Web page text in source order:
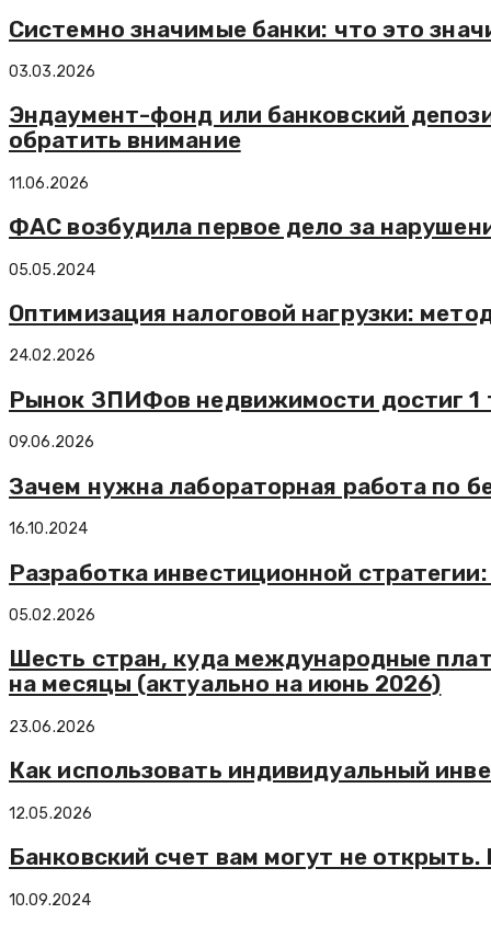
Системно значимые банки: что это
03.03.2026
Эндаумент-фонд или банковский
обратить внимание
11.06.2026
ФАС возбудила первое дело за
05.05.2024
Оптимизация налоговой нагрузки:
24.02.2026
Рынок ЗПИФов недвижимости достиг 1
09.06.2026
Зачем нужна лабораторная работа по
16.10.2024
Разработка инвестиционной
05.02.2026
Шесть стран, куда международные
на месяцы (актуально на июнь 2026)
23.06.2026
Как использовать индивидуальный
12.05.2026
Банковский счет вам могут не
10.09.2024